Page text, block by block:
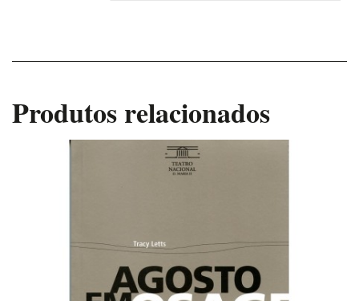
Produtos relacionados